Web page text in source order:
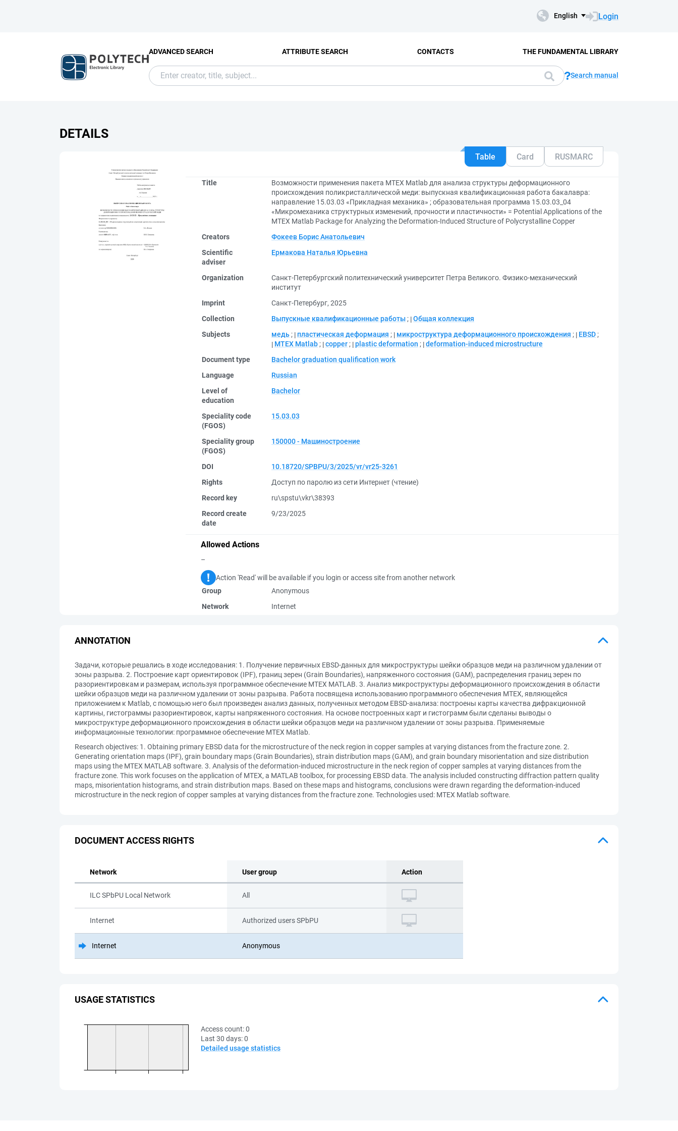
English Login
ADVANCED SEARCH ATTRIBUTE SEARCH CONTACTS THE FUNDAMENTAL LIBRARY
Search manual
DETAILS
Table Card RUSMARC
Title
Возможности применения пакета MTEX Matlab для анализа структуры деформационного
происхождения поликристаллической меди: выпускная квалификационная работа бакалавра:
направление 15.03.03 «Прикладная механика» ; образовательная программа 15.03.03_04
«Микромеханика структурных изменений, прочности и пластичности» = Potential Applications of the
MTEX Matlab Package for Analyzing the Deformation-Induced Structure of Polycrystalline Copper
Creators
Фокеев Борис Анатольевич
Scientific
adviser
Ермакова Наталья Юрьевна
Organization
Санкт-Петербургский политехнический университет Петра Великого. Физико-механический
институт
Imprint
Санкт-Петербург, 2025
Collection
Выпускные квалификационные работы ; Общая коллекция
Subjects
медь ; пластическая деформация ; микроструктура деформационного происхождения ; EBSD ;
MTEX Matlab ; copper ; plastic deformation ; deformation-induced microstructure
Document type
Bachelor graduation qualification work
Language
Russian
Level of
education
Bachelor
Speciality code
(FGOS)
15.03.03
Speciality group
(FGOS)
150000 - Машиностроение
DOI
10.18720/SPBPU/3/2025/vr/vr25-3261
Rights
Доступ по паролю из сети Интернет (чтение)
Record key
ru\spstu\vkr\38393
Record create
date
9/23/2025
Allowed Actions
–
Action 'Read' will be available if you login or access site from another network
Group
Anonymous
Network
Internet
ANNOTATION
Задачи, которые решались в ходе исследования: 1. Получение первичных EBSD-данных для микроструктуры шейки образцов меди на различном удалении от
зоны разрыва. 2. Построение карт ориентировок (IPF), границ зерен (Grain Boundaries), напряженного состояния (GAM), распределения границ зерен по
разориентировкам и размерам, используя программное обеспечение MTEX MATLAB. 3. Анализ микроструктуры деформационного происхождения в области
шейки образцов меди на различном удалении от зоны разрыва. Работа посвящена использованию программного обеспечения MTEX, являющейся
приложением к Matlab, с помощью него был произведен анализ данных, полученных методом EBSD-анализа: построены карты качества дифракционной
картины, гистограммы разориентировок, карты напряженного состояния. На основе построенных карт и гистограмм были сделаны выводы о
микроструктуре деформационного происхождения в области шейки образцов меди на различном удалении от зоны разрыва. Применяемые
информационные технологии: программное обеспечение MTEX Matlab.
Research objectives: 1. Obtaining primary EBSD data for the microstructure of the neck region in copper samples at varying distances from the fracture zone. 2.
Generating orientation maps (IPF), grain boundary maps (Grain Boundaries), strain distribution maps (GAM), and grain boundary misorientation and size distribution
maps using the MTEX MATLAB software. 3. Analysis of the deformation-induced microstructure in the neck region of copper samples at varying distances from the
fracture zone. This work focuses on the application of MTEX, a MATLAB toolbox, for processing EBSD data. The analysis included constructing diffraction pattern quality
maps, misorientation histograms, and strain distribution maps. Based on these maps and histograms, conclusions were drawn regarding the deformation-induced
microstructure in the neck region of copper samples at varying distances from the fracture zone. Technologies used: MTEX Matlab software.
DOCUMENT ACCESS RIGHTS
Network User group Action
ILC SPbPU Local Network All
Internet Authorized users SPbPU
Internet Anonymous
USAGE STATISTICS
Access count:0
Last 30 days:0
Detailed usage statistics